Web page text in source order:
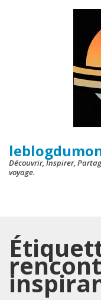
Découvrir, Inspirer,
voyage.